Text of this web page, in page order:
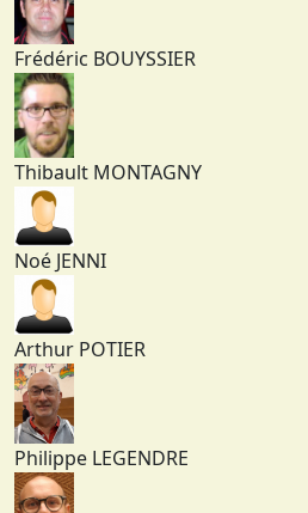
Frédéric BOUYSSIER
Thibault MONTAGNY
Noé JENNI
Arthur POTIER
Philippe LEGENDRE